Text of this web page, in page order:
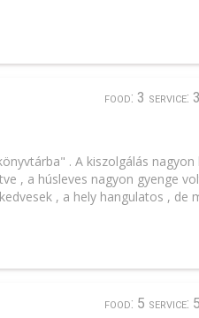
food: 3 service:
. A kiszolgálás
, a húsleves nagyon gyenge
, a hely hangulatos , de
food: 5 service: